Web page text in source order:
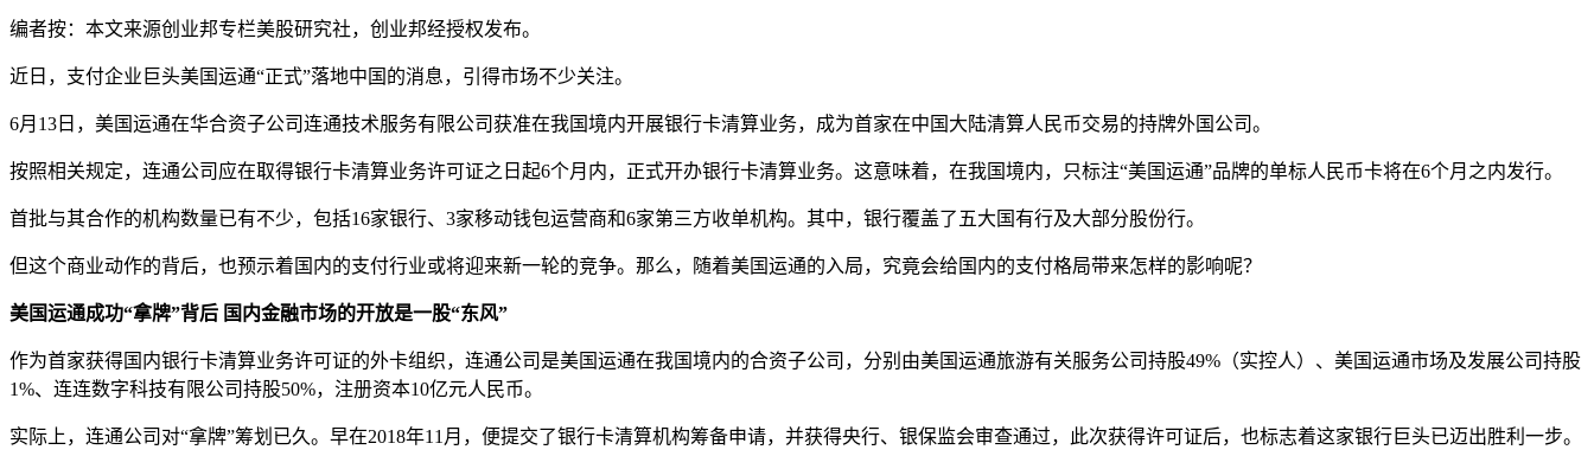
编者按：本文来源创业邦专栏美股研究社，创业邦经授权发布。
近日，支付企业巨头美国运通“正式”落地中国的消息，引得市场不少关注。
6月13日，美国运通在华合资子公司连通技术服务有限公司获准在我国境内开展银行卡清算业务，成为首家在中国大陆清算人民币交易的持牌外国公司。
按照相关规定，连通公司应在取得银行卡清算业务许可证之日起6个月内，正式开办银行卡清算业务。这意味着，在我国境内，只标注“美国运通”品牌的单标人民币卡将在6个月之内发行。
首批与其合作的机构数量已有不少，包括16家银行、3家移动钱包运营商和6家第三方收单机构。其中，银行覆盖了五大国有行及大部分股份行。
但这个商业动作的背后，也预示着国内的支付行业或将迎来新一轮的竞争。那么，随着美国运通的入局，究竟会给国内的支付格局带来怎样的影响呢？
美国运通成功“拿牌”背后 国内金融市场的开放是一股“东风”
作为首家获得国内银行卡清算业务许可证的外卡组织，连通公司是美国运通在我国境内的合资子公司，分别由美国运通旅游有关服务公司持股49%（实控人）、美国运通市场及发展公司持股
1%、连连数字科技有限公司持股50%，注册资本10亿元人民币。
实际上，连通公司对“拿牌”筹划已久。早在2018年11月，便提交了银行卡清算机构筹备申请，并获得央行、银保监会审查通过，此次获得许可证后，也标志着这家银行巨头已迈出胜利一步。